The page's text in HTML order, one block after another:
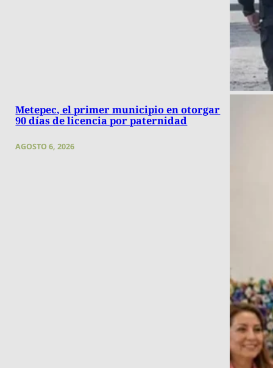
Metepec, el primer municipio en otorgar
90 días de licencia por paternidad
AGOSTO 6, 2026